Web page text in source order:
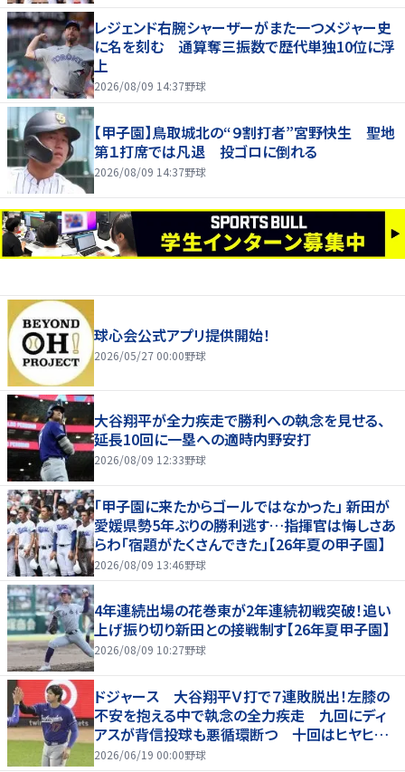
レジェンド右腕シャーザーがまた一つメジャー史
に名を刻む 通算奪三振数で歴代単独10位に浮
上
2026/08/09 14:37野球
【甲子園】鳥取城北の“９割打者”宮野快生 聖地
第１打席では凡退 投ゴロに倒れる
2026/08/09 14:37野球
球心会公式アプリ提供開始！
2026/05/27 00:00野球
大谷翔平が全力疾走で勝利への執念を見せる、
延長10回に一塁への適時内野安打
2026/08/09 12:33野球
「甲子園に来たからゴールではなかった」 新田が
愛媛県勢5年ぶりの勝利逃す…指揮官は悔しさあ
らわ「宿題がたくさんできた」【26年夏の甲子園】
2026/08/09 13:46野球
4年連続出場の花巻東が2年連続初戦突破！追い
上げ振り切り新田との接戦制す【26年夏甲子園】
2026/08/09 10:27野球
ドジャース 大谷翔平Ｖ打で７連敗脱出！左膝の
不安を抱える中で執念の全力疾走 九回にディ
アスが背信投球も悪循環断つ 十回はヒヤヒヤ
もリード守る
2026/06/19 00:00野球